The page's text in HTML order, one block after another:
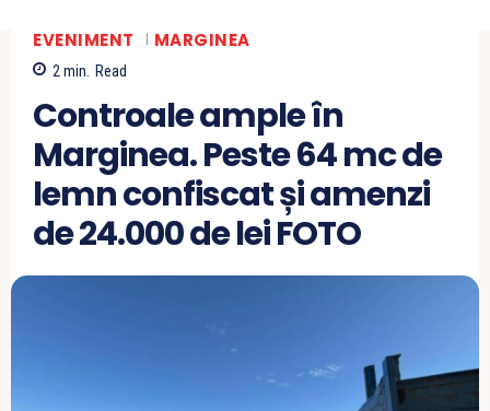
EVENIMENT MARGINEA
2 min. Read
Controale ample în
Marginea. Peste 64 mc de
lemn confiscat și amenzi
de 24.000 de lei FOTO